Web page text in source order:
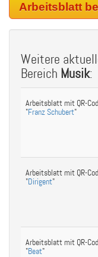
Arbeitsblatt
Weitere
Bereich Musik:
Arbeitsblatt mit QR-
"Franz Schubert"
Arbeitsblatt mit QR-
"Dirigent"
Arbeitsblatt mit QR-
"Beat"